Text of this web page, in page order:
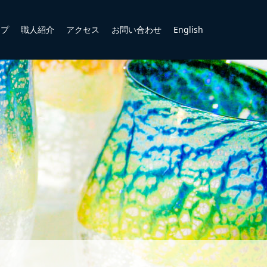
職人紹介 アクセス お問い合わせ English